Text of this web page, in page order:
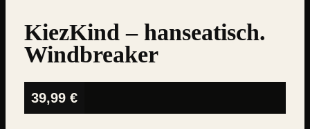
KiezKind – hanseatisch.
Windbreaker
39,99 €